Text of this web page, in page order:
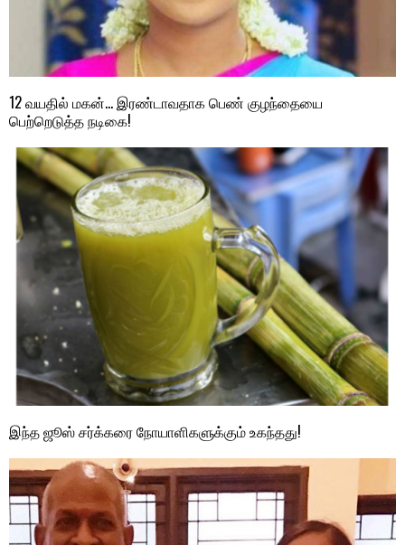
12 வயதில் மகன்… இரண்டாவதாக பெண் குழந்தையை
பெற்றெடுத்த நடிகை!
இந்த ஜூஸ் சர்க்கரை நோயாளிகளுக்கும் உகந்தது!